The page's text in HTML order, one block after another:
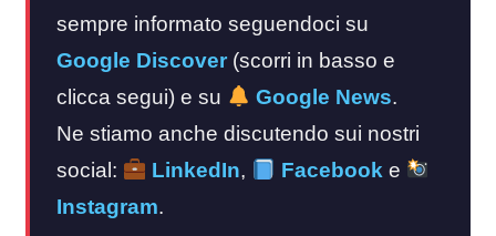
sempre informato seguendoci su
Google Discover (scorri in basso e
clicca segui) e su
Google News.
Ne stiamo anche discutendo sui nostri
social:
LinkedIn, Facebook e
Instagram.